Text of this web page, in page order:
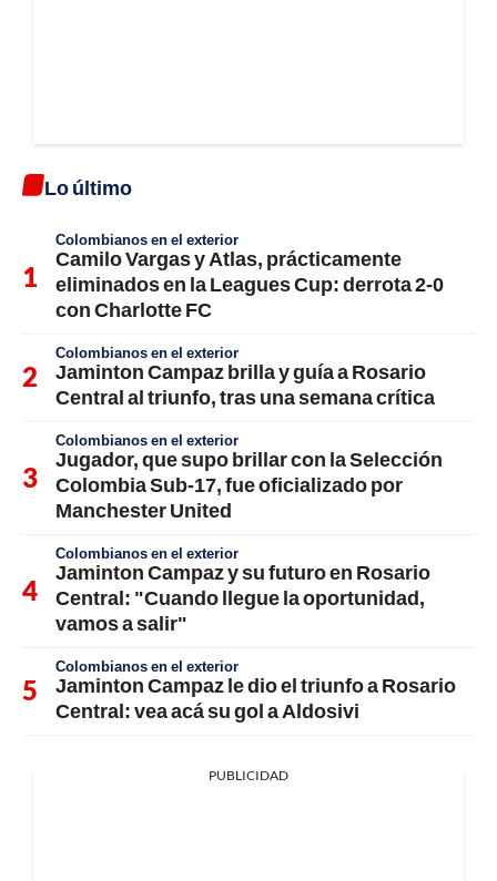
Lo último
Colombianos en el exterior
Camilo Vargas y Atlas, prácticamente
eliminados en la Leagues Cup: derrota 2-0
con Charlotte FC
Colombianos en el exterior
Jaminton Campaz brilla y guía a Rosario
Central al triunfo, tras una semana crítica
Colombianos en el exterior
Jugador, que supo brillar con la Selección
Colombia Sub-17, fue oficializado por
Manchester United
Colombianos en el exterior
Jaminton Campaz y su futuro en Rosario
Central: "Cuando llegue la oportunidad,
vamos a salir"
Colombianos en el exterior
Jaminton Campaz le dio el triunfo a Rosario
Central: vea acá su gol a Aldosivi
PUBLICIDAD